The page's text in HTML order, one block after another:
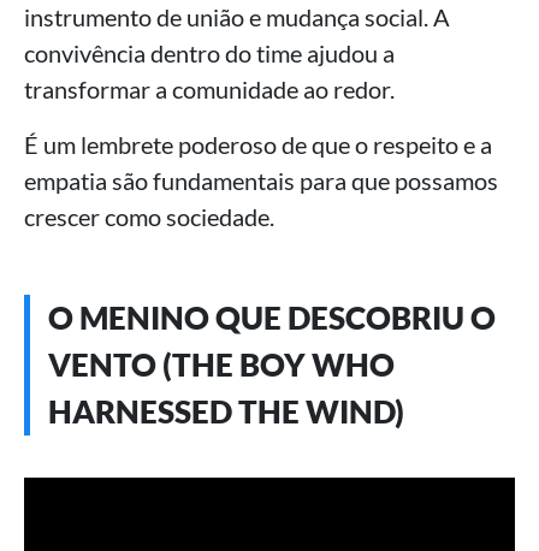
instrumento de união e mudança social. A
convivência dentro do time ajudou a
transformar a comunidade ao redor.
É um lembrete poderoso de que o respeito e a
empatia são fundamentais para que possamos
crescer como sociedade.
O MENINO QUE DESCOBRIU O
VENTO (THE BOY WHO
HARNESSED THE WIND)